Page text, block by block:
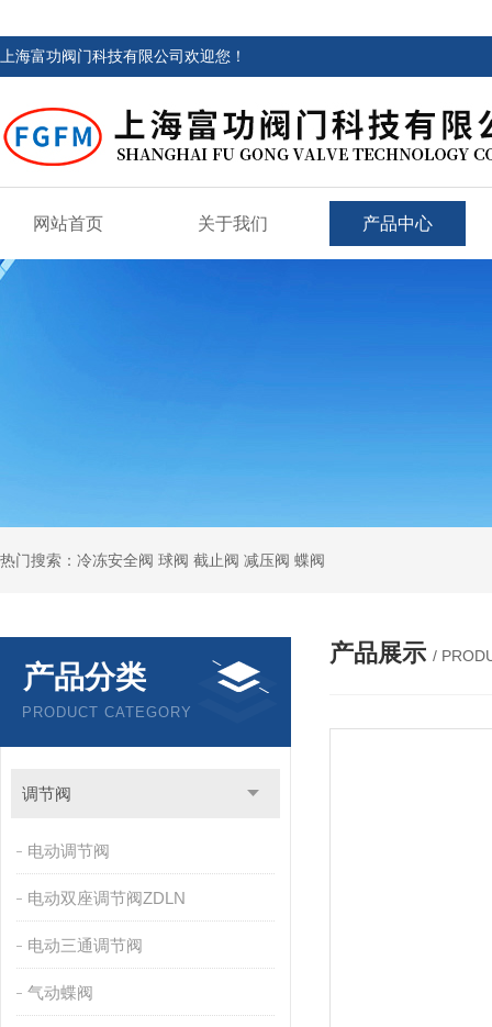
上海富功阀门科技有限公司欢迎您！
网站首页 关于我们 产品中心
热门搜索：冷冻安全阀 球阀 截止阀 减压阀 蝶阀
产品分类
PRODUCT CATEGORY
调节阀
电动调节阀
电动双座调节阀ZDLN
电动三通调节阀
气动蝶阀
产品展示 /